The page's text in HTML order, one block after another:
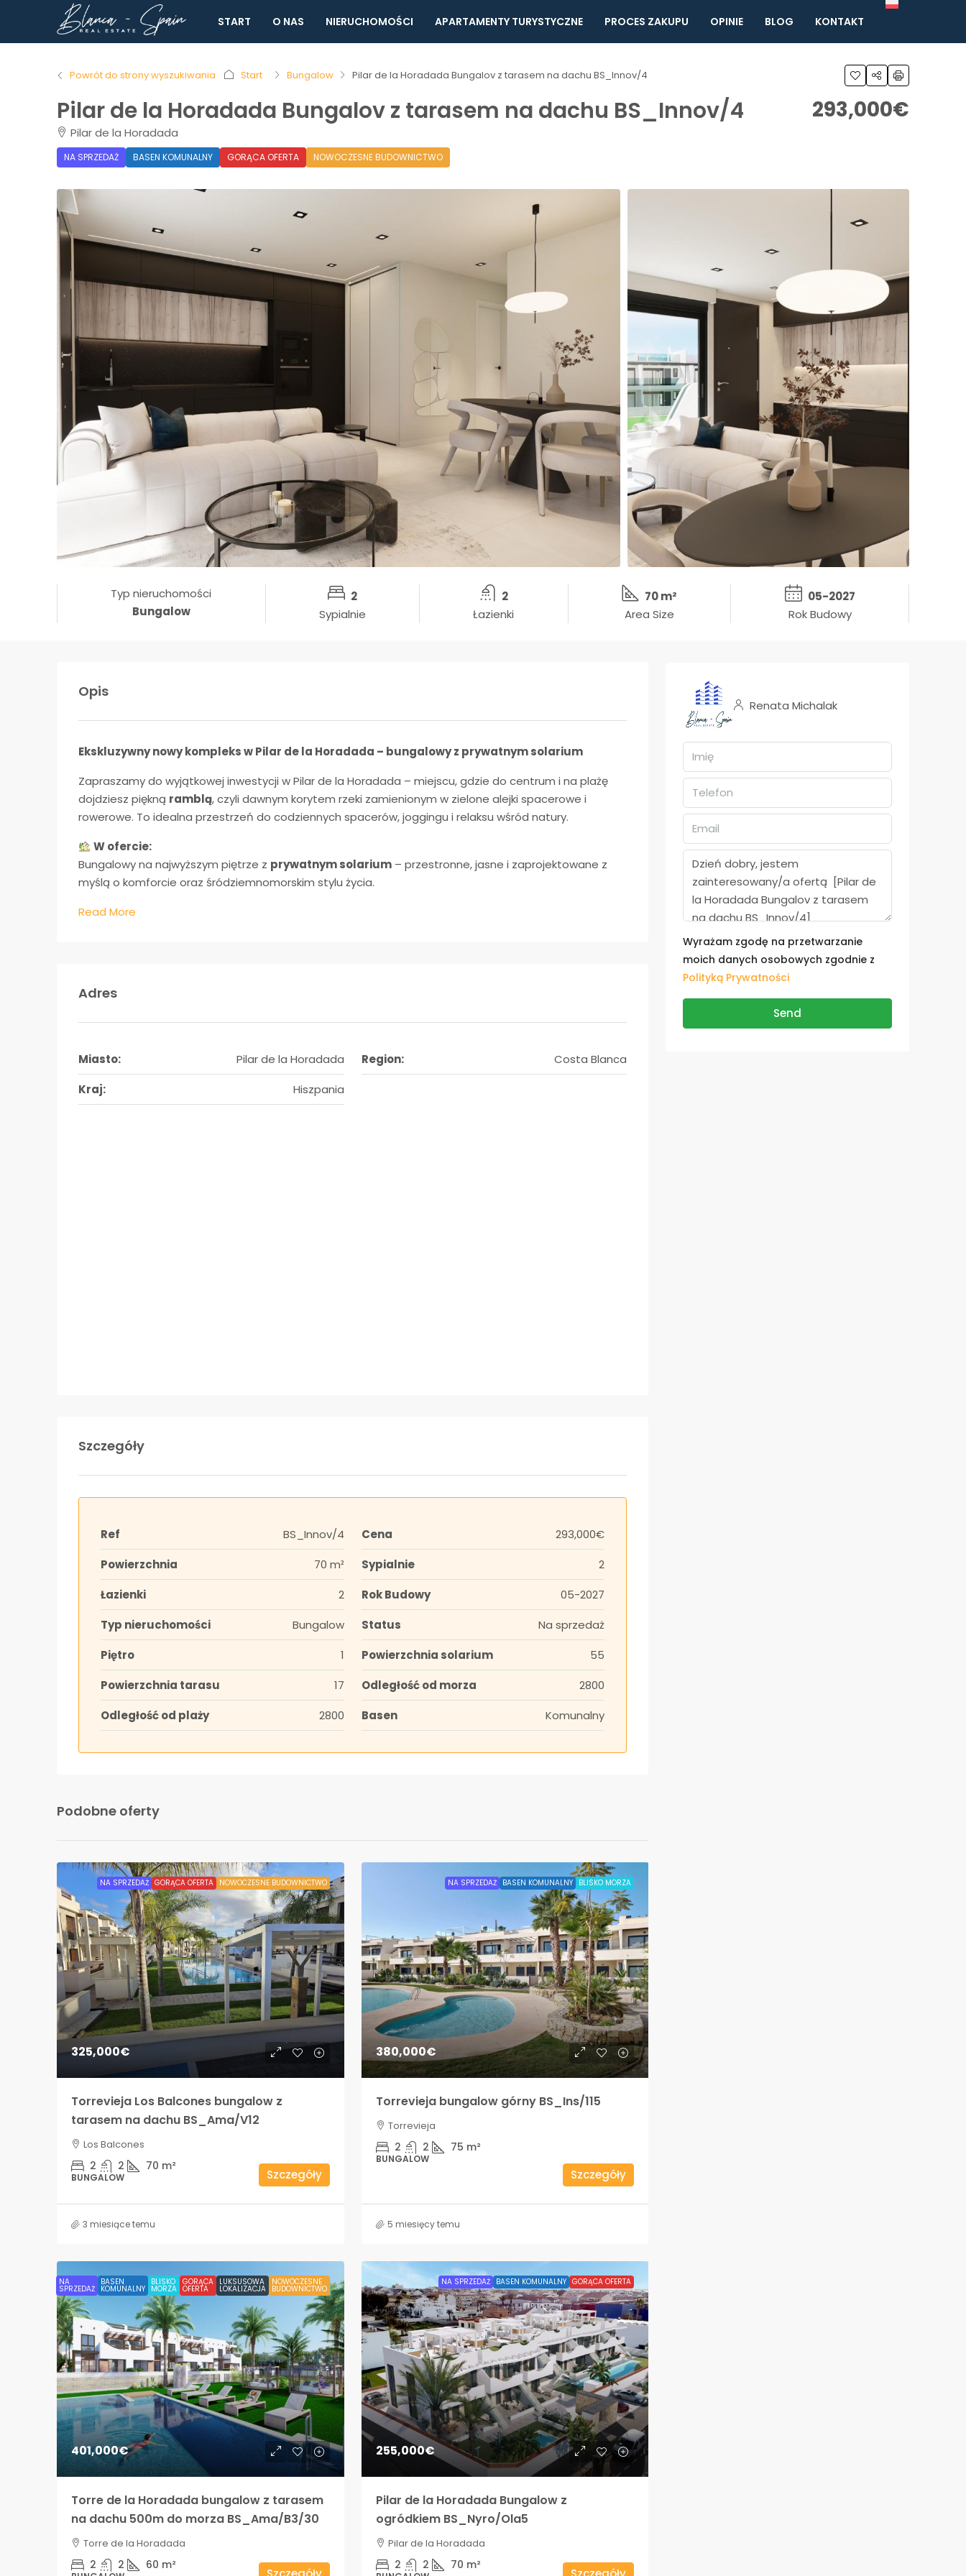
START O NAS NIERUCHOMOŚCI APARTAMENTY TURYSTYCZNE PROCES ZAKUPU OPINIE BLOG KONTAKT
Powrót do strony wyszukiwania Start Bungalow Pilar de la Horadada Bungalov z tarasem na dachu BS_Innov/4
Pilar de la Horadada Bungalov z tarasem na dachu BS_Innov/4
Pilar de la Horadada
NA SPRZEDAŻ BASEN KOMUNALNY GORĄCA OFERTA NOWOCZESNE BUDOWNICTWO
293,000€
Typ nieruchomości
Bungalow
2
Sypialnie
2
Łazienki
70 m²
Area Size
05-2027
Rok Budowy
Opis
Ekskluzywny nowy kompleks w Pilar de la Horadada – bungalowy z prywatnym solarium
Zapraszamy do wyjątkowej inwestycji w Pilar de la Horadada – miejscu, gdzie do centrum i na plażę
dojdziesz piękną ramblą, czyli dawnym korytem rzeki zamienionym w zielone alejki spacerowe i
rowerowe. To idealna przestrzeń do codziennych spacerów, joggingu i relaksu wśród natury.
W ofercie:
Bungalowy na najwyższym piętrze z prywatnym solarium – przestronne, jasne i zaprojektowane z
myślą o komforcie oraz śródziemnomorskim stylu życia.
Read More
Adres
Miasto: Pilar de la Horadada Region:
Costa Blanca
Kraj:
Hiszpania
Szczegóły
Ref BS_Innov/4 Cena
293,000€
Powierzchnia
70 m² Sypialnie
2
Łazienki
2 Rok Budowy
05-2027
Typ nieruchomości
Bungalow Status
Na sprzedaż
Piętro
1 Powierzchnia solarium
55
Powierzchnia tarasu
17 Odległość od morza
2800
Odległość od plaży
2800 Basen Komunalny
Podobne oferty
NA SPRZEDAŻ GORĄCA OFERTA NOWOCZESNE BUDOWNICTWO
325,000€
Torrevieja Los Balcones bungalow z
tarasem na dachu BS_Ama/V12
Los Balcones
2 2 70 m²
BUNGALOW Szczegóły
3 miesiące temu
NA SPRZEDAŻ BASEN KOMUNALNY BLISKO MORZA
380,000€
Torrevieja bungalow górny BS_Ins/115
Torrevieja
2 2 75 m²
BUNGALOW
Szczegóły
5 miesięcy temu
NA
SPRZEDAŻ
BASEN
KOMUNALNY
BLISKO
MORZA
GORĄCA
OFERTA
LUKSUSOWA
LOKALIZACJA
NOWOCZESNE
BUDOWNICTWO
401,000€
Torre de la Horadada bungalow z tarasem
na dachu 500m do morza BS_Ama/B3/30
Torre de la Horadada
2 2 60 m²
NA SPRZEDAŻ BASEN KOMUNALNY GORĄCA OFERTA
255,000€
Pilar de la Horadada Bungalow z
ogródkiem BS_Nyro/Ola5
Pilar de la Horadada
2 2 70 m²
Renata Michalak
Wyrażam zgodę na przetwarzanie
moich danych osobowych zgodnie z
Polityką Prywatności
Send